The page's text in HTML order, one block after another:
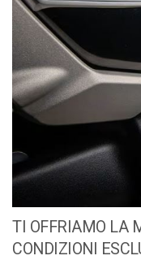
TI OFFRIAMO LA
CONDIZIONI